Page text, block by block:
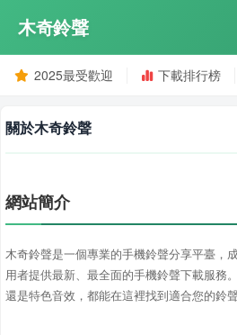
木奇鈴聲
2025最受歡迎 下載排行榜
關於木奇鈴聲
網站簡介
木奇鈴聲是一個專業的手機鈴聲分享平臺，
用者提供最新、最全面的手機鈴聲下載服務
還是特色音效，都能在這裡找到適合您的鈴聲